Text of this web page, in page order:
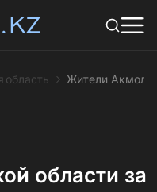
область Жители
области за